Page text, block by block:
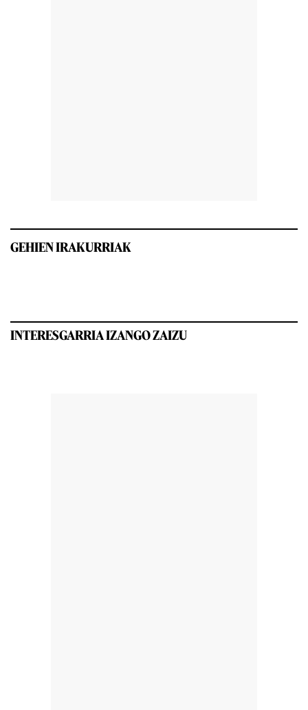
GEHIEN IRAKURRIAK
INTERESGARRIA IZANGO ZAIZU